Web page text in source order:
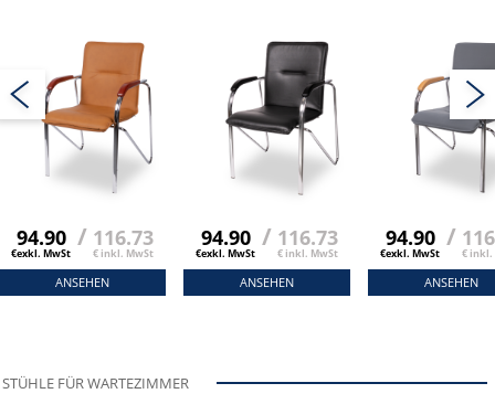
94.90
€exkl. MwSt
/ 116.73
€ inkl. MwSt
ANSEHEN
94.90
€exkl. MwSt
/ 116.73
€ inkl. MwSt
ANSEHEN
94.90
€exkl. MwSt
/
€ inkl.
ANSEHEN
STÜHLE FÜR WARTEZIMMER